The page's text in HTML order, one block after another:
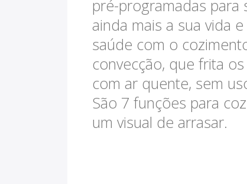
pré-programadas para
ainda mais a sua vida
saúde com o
convecção, que frita
com ar quente, sem
São 7 funções para
um visual de arrasar.